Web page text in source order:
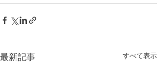
最新記事 すべて表示